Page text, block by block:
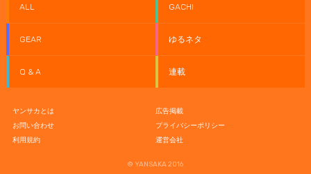
ALL GACHI
GEAR ゆるネタ
Q & A 連載
ヤンサカとは
広告掲載
お問い合わせ
プライバシーポリシー
利用規約
運営会社
© YANSAKA 2016